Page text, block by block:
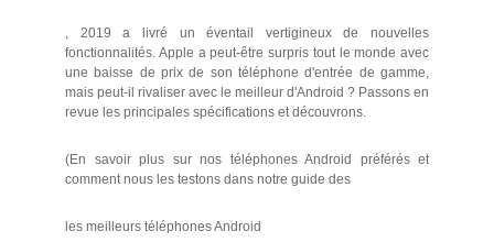
, 2019 a livré un éventail vertigineux de nouvelles
fonctionnalités. Apple a peut-être surpris tout le monde avec
une baisse de prix de son téléphone d'entrée de gamme,
mais peut-il rivaliser avec le meilleur d'Android ? Passons en
revue les principales spécifications et découvrons.
(En savoir plus sur nos téléphones Android préférés et
comment nous les testons dans notre guide des
les meilleurs téléphones Android